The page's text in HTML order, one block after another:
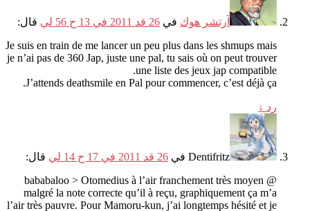
آرتشر هوك في 26 قد 2011 في 13 ح 56 لي
قال:
Je suis en train de me lancer un peu plus dans les shmups mais
je n’ai pas de 360 Jap, juste une pal, tu sais où on peut trouver
une liste des jeux jap compatible
.
J’attends deathsmile en Pal pour commencer, c’est déjà ça
.
رد ↓
Dentifritz في 26 قد 2011 في 17 ح 14 لي
قال:
@ bababaloo > Otomedius à l’air franchement très moyen
malgré la note correcte qu’il à reçu, graphiquement ça m’a
l’air très pauvre. Pour Mamoru-kun, j’ai longtemps hésité et je